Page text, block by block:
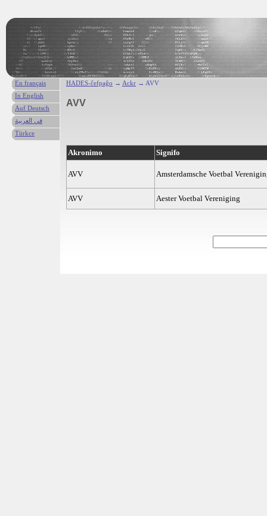
HADES-ĉefpaĝo → Ackr → AVV
AVV
Akronimo Signifo
AVV Amsterdamsche Voetbal
AVV Aester Voetbal Vereniging
En français
In English
Auf Deutsch
في العربية
Türkce